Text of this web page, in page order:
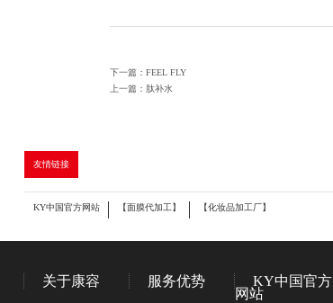
下一篇：FEEL FLY
上一篇：肽补水
友情链接
KY中国官方网站 【面膜代加工】 【化妆品加工厂】
关于康容 服务优势
KY中国官方
网站